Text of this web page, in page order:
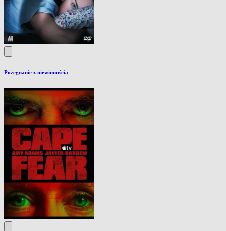
Pożegnanie z niewinnością